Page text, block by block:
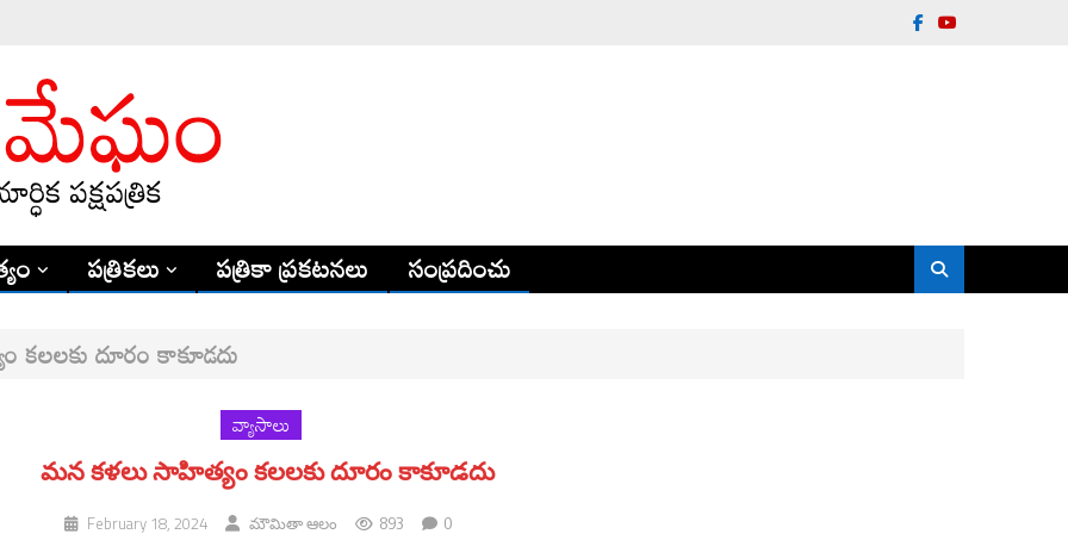
పత్రికలు పత్రికా ప్రకటనలు సంప్రదించు
కలలకు దూరం కాకూడదు
వ్యాసాలు
మన కళలు సాహిత్యం కలలకు దూరం కాకూడదు
February 18, 2024 మౌమితా ఆలం 893 0